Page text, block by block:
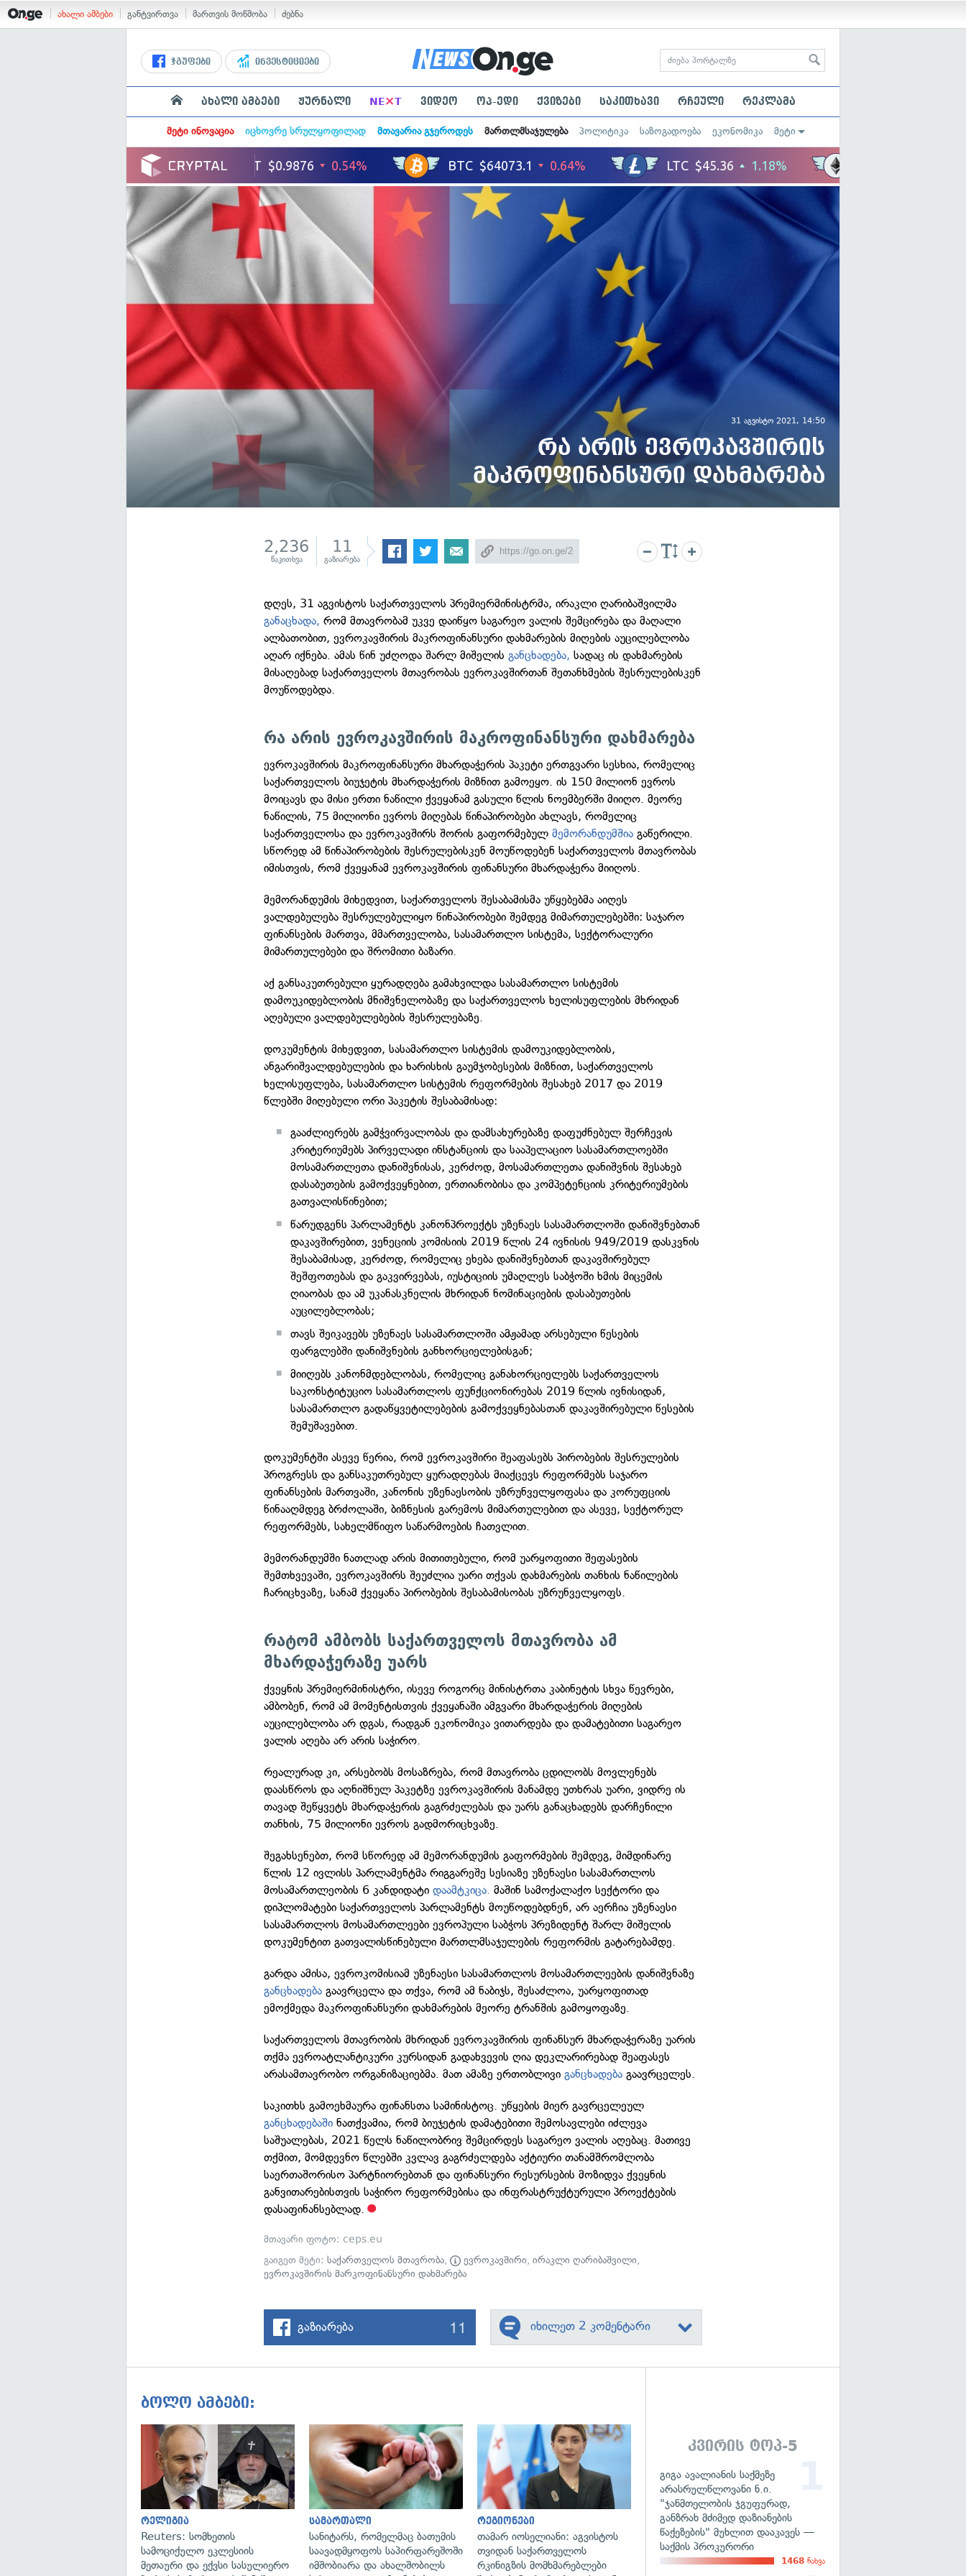
ახალი ამბები განტვირთვა მართვის მოწმობა ძებნა
ჯგუფები ინვესტიციები
ახალი ამბები ჟურნალი NE×T ვიდეო ოპ-ედი ქვიზები საკითხავი რჩეული რეკლამა
მეტი ინოვაცია იცხოვრე სრულყოფილად მთავარია გჯეროდეს მართლმსაჯულება პოლიტიკა საზოგადოება ეკონომიკა მეტი
31 აგვისტო 2021, 14:50
რა არის ევროკავშირის
მაკროფინანსური დახმარება
2,236
წაკითხვა
11
გაზიარება
დღეს, 31 აგვისტოს საქართველოს პრემიერმინისტრმა, ირაკლი ღარიბაშვილმა
განაცხადა, რომ მთავრობამ უკვე დაიწყო საგარეო ვალის შემცირება და მაღალი
ალბათობით, ევროკავშირის მაკროფინანსური დახმარების მიღების აუცილებლობა
აღარ იქნება. ამას წინ უძღოდა შარლ მიშელისგანცხადება, სადაც ის დახმარების
მისაღებად საქართველოს მთავრობას ევროკავშირთან შეთანხმების შესრულებისკენ
მოუწოდებდა.
რა არის ევროკავშირის მაკროფინანსური დახმარება
ევროკავშირის მაკროფინანსური მხარდაჭერის პაკეტი ერთგვარი სესხია, რომელიც
საქართველოს ბიუჯეტის მხარდაჭერის მიზნით გამოეყო. ის 150 მილიონ ევროს
მოიცავს და მისი ერთი ნაწილი ქვეყანამ გასული წლის ნოემბერში მიიღო. მეორე
ნაწილის, 75 მილიონი ევროს მიღებას წინაპირობები ახლავს, რომელიც
საქართველოსა და ევროკავშირს შორის გაფორმებულმემორანდუმშია გაწერილი.
სწორედ ამ წინაპირობების შესრულებისკენ მოუწოდებენ საქართველოს მთავრობას
იმისთვის, რომ ქვეყანამ ევროკავშირის ფინანსური მხარდაჭერა მიიღოს.
მემორანდუმის მიხედვით, საქართველოს შესაბამისმა უწყებებმა აიღეს
ვალდებულება შესრულებულიყო წინაპირობები შემდეგ მიმართულებებში: საჯარო
ფინანსების მართვა, მმართველობა, სასამართლო სისტემა, სექტორალური
მიმართულებები და შრომითი ბაზარი.
აქ განსაკუთრებული ყურადღება გამახვილდა სასამართლო სისტემის
დამოუკიდებლობის მნიშვნელობაზე და საქართველოს ხელისუფლების მხრიდან
აღებული ვალდებულებების შესრულებაზე.
დოკუმენტის მიხედვით, სასამართლო სისტემის დამოუკიდებლობის,
ანგარიშვალდებულების და ხარისხის გაუმჯობესების მიზნით, საქართველოს
ხელისუფლება, სასამართლო სისტემის რეფორმების შესახებ 2017 და 2019
წლებში მიღებული ორი პაკეტის შესაბამისად:
გააძლიერებს გამჭვირვალობას და დამსახურებაზე დაფუძნებულ შერჩევის
კრიტერიუმებს პირველადი ინსტანციის და სააპელაციო სასამართლოებში
მოსამართლეთა დანიშვნისას, კერძოდ, მოსამართლეთა დანიშვნის შესახებ
დასაბუთების გამოქვეყნებით, ერთიანობისა და კომპეტენციის კრიტერიუმების
გათვალისწინებით;
წარუდგენს პარლამენტს კანონპროექტს უზენაეს სასამართლოში დანიშვნებთან
დაკავშირებით, ვენეციის კომისიის 2019 წლის 24 ივნისის 949/2019 დასკვნის
შესაბამისად, კერძოდ, რომელიც ეხება დანიშვნებთან დაკავშირებულ
შეშფოთებას და გაკვირვებას, იუსტიციის უმაღლეს საბჭოში ხმის მიცემის
ღიაობას და ამ უკანასკნელის მხრიდან ნომინაციების დასაბუთების
აუცილებლობას;
თავს შეიკავებს უზენაეს სასამართლოში ამჟამად არსებული წესების
ფარგლებში დანიშვნების განხორციელებისგან;
მიიღებს კანონმდებლობას, რომელიც განახორციელებს საქართველოს
საკონსტიტუციო სასამართლოს ფუნქციონირებას 2019 წლის ივნისიდან,
სასამართლო გადაწყვეტილებების გამოქვეყნებასთან დაკავშირებული წესების
შემუშავებით.
დოკუმენტში ასევე წერია, რომ ევროკავშირი შეაფასებს პირობების შესრულების
პროგრესს და განსაკუთრებულ ყურადღებას მიაქცევს რეფორმებს საჯარო
ფინანსების მართვაში, კანონის უზენაესობის უზრუნველყოფასა და კორუფციის
წინააღმდეგ ბრძოლაში, ბიზნესის გარემოს მიმართულებით და ასევე, სექტორულ
რეფორმებს, სახელმწიფო საწარმოების ჩათვლით.
მემორანდუმში ნათლად არის მითითებული, რომ უარყოფითი შეფასების
შემთხვევაში, ევროკავშირს შეუძლია უარი თქვას დახმარების თანხის ნაწილების
ჩარიცხვაზე, სანამ ქვეყანა პირობების შესაბამისობას უზრუნველყოფს.
რატომ ამბობს საქართველოს მთავრობა ამ
მხარდაჭერაზე უარს
ქვეყნის პრემიერმინისტრი, ისევე როგორც მინისტრთა კაბინეტის სხვა წევრები,
ამბობენ, რომ ამ მომენტისთვის ქვეყანაში ამგვარი მხარდაჭერის მიღების
აუცილებლობა არ დგას, რადგან ეკონომიკა ვითარდება და დამატებითი საგარეო
ვალის აღება არ არის საჭირო.
რეალურად კი, არსებობს მოსაზრება, რომ მთავრობა ცდილობს მოვლენებს
დაასწროს და აღნიშნულ პაკეტზე ევროკავშირის მანამდე უთხრას უარი, ვიდრე ის
თავად შეწყვეტს მხარდაჭერის გაგრძელებას და უარს განაცხადებს დარჩენილი
თანხის, 75 მილიონი ევროს გადმორიცხვაზე.
შეგახსენებთ, რომ სწორედ ამ მემორანდუმის გაფორმების შემდეგ, მიმდინარე
წლის 12 ივლისს პარლამენტმა რიგგარეშე სესიაზე უზენაესი სასამართლოს
მოსამართლეობის 6 კანდიდატიდაამტკიცა. მაშინ სამოქალაქო სექტორი და
დიპლომატები საქართველოს პარლამენტს მოუწოდებდნენ, არ აერჩია უზენაესი
სასამართლოს მოსამართლეები ევროპული საბჭოს პრეზიდენტ შარლ მიშელის
დოკუმენტით გათვალისწინებული მართლმსაჯულების რეფორმის გატარებამდე.
გარდა ამისა, ევროკომისიამ უზენაესი სასამართლოს მოსამართლეების დანიშვნაზე
განცხადება გაავრცელა და თქვა, რომ ამ ნაბიჯს, შესაძლოა, უარყოფითად
ემოქმედა მაკროფინანსური დახმარების მეორე ტრანშის გამოყოფაზე.
საქართველოს მთავრობის მხრიდან ევროკავშირის ფინანსურ მხარდაჭერაზე უარის
თქმა ევროატლანტიკური კურსიდან გადახვევის ღია დეკლარირებად შეაფასეს
არასამთავრობო ორგანიზაციებმა. მათ ამაზე ერთობლივიგანცხადება გაავრცელეს.
საკითხს გამოეხმაურა ფინანსთა სამინისტოც. უწყების მიერ გავრცელეულ
განცხადებაშინათქვამია, რომ ბიუჯეტის დამატებითი შემოსავლები იძლევა
საშუალებას, 2021 წელს ნაწილობრივ შემცირდეს საგარეო ვალის აღებაც. მათივე
თქმით, მომდევნო წლებში კვლავ გაგრძელდება აქტიური თანამშრომლობა
საერთაშორისო პარტნიორებთან და ფინანსური რესურსების მოზიდვა ქვეყნის
განვითარებისთვის საჭირო რეფორმებისა და ინფრასტრუქტურული პროექტების
დასაფინანსებლად.
მთავარი ფოტო: ceps.eu
გაიგეთ მეტი:საქართველოს მთავრობა, ევროკავშირი,ირაკლი ღარიბაშვილი,
ევროკავშირის მარკოფინანსური დახმარება
გაზიარება 11 იხილეთ 2 კომენტარი
ბოლო ამბები:
გადახედვა
რელიგია
Reuters: სომხეთის
სამოციქულო ეკლესიის
მეთაური და ექვსი სასულიერო
გადახედვა
სამართალი
სანიტარს, რომელმაც ბათუმის
საავადმყოფოს საპირფარეშოში
იმშობიარა და ახალშობილს
გადახედვა
რეგიონები
თამარ იოსელიანი: აგვისტოს
თვიდან საქართველოს
რკინიგზის მომხმარებლები
კვირის ტოპ-5
გიგა ავალიანის საქმეზე
არასრულწლოვანი ნ.ი.
"ჯანმთელობის ჯგუფურად,
განზრახ მძიმედ დაზიანების
წაქეზების" მუხლით დააკავეს —
საქმის პროკურორი
1468 ნახვა